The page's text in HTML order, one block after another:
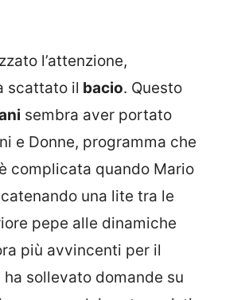
l’attenzione,
scattato il bacio. Questo
sembra aver portato
e Donne, programma che
complicata quando Mario
una lite tra le
pepe alle dinamiche
più avvincenti per il
sollevato domande su